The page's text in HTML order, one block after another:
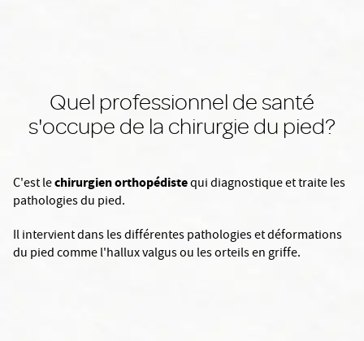
Quel professionnel de santé
s'occupe de la chirurgie du pied?
C'est lechirurgien orthopédistequi diagnostique et traite les
pathologies du pied.
Il intervient dans les différentes pathologies et déformations
du pied comme l'hallux valgus ou les orteils en griffe.